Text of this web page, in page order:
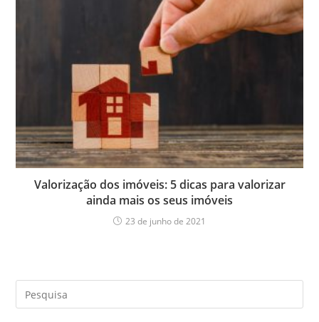
Valorização dos imóveis: 5 dicas para valorizar
ainda mais os seus imóveis
23 de junho de 2021